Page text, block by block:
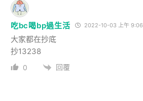
吃bc喝bp過生活 2022-10-03 上午 9:06
大家都在抄底
抄13238
0 回覆